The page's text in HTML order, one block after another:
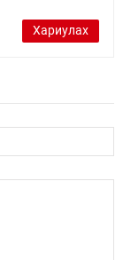
Хариулах